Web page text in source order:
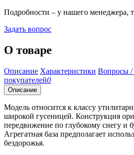
Подробности – у нашего менеджера,
Задать вопрос
О товаре
Описание Характеристики Вопросы /
покупателей0
Описание
Модель относится к классу
широкой гусеницей. Конструкция
передвижение по глубокому снегу и
Агрегатная база предполагает
бездорожья.